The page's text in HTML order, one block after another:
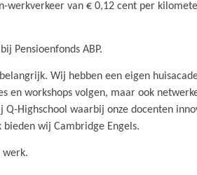
werkverkeer van € 0,12 cent per
Pensioenfonds ABP.
Wij hebben een eigen
en workshops volgen, maar ook
Q-Highschool waarbij onze docenten
wij Cambridge Engels.
werk.